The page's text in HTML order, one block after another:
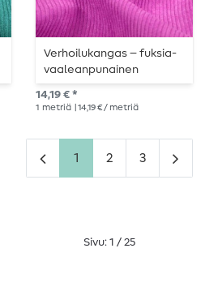
Verhoilukangas – fuksia-
vaaleanpunainen
kordisametti
14,19 € *
1 metriä | 14,19 € / metriä
1 2 3
Sivu: 1 / 25